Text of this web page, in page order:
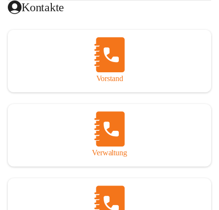
Kontakte
Vorstand
Verwaltung